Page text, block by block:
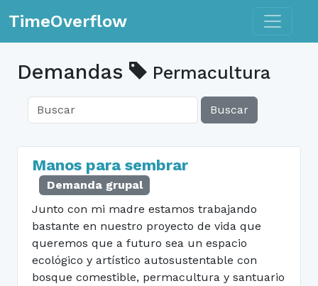
TimeOverflow Toggle
Demandas Permacultura
Buscar
Manos para sembrar
Demanda grupal
Junto con mi madre estamos trabajando
bastante en nuestro proyecto de vida que
queremos que a futuro sea un espacio
ecológico y artístico autosustentable con
bosque comestible, permacultura y santuario